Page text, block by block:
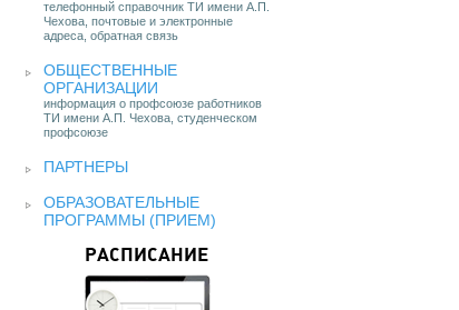
телефонный справочник ТИ имени А.П.
Чехова, почтовые и электронные
адреса, обратная связь
ОБЩЕСТВЕННЫЕ
ОРГАНИЗАЦИИ
информация о профсоюзе работников
ТИ имени А.П. Чехова, студенческом
профсоюзе
ПАРТНЕРЫ
ОБРАЗОВАТЕЛЬНЫЕ
ПРОГРАММЫ (ПРИЕМ)
РАСПИСАНИЕ